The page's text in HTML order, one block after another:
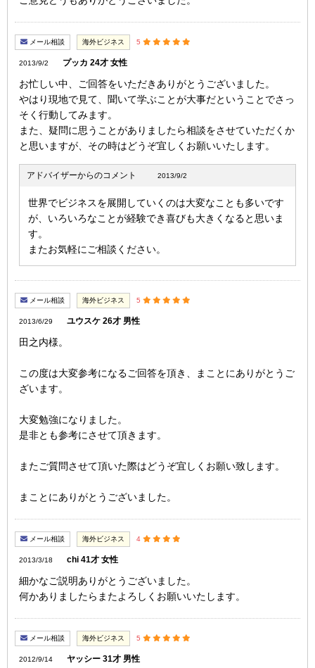
メール相談 海外ビジネス 5
2013/9/2 プッカ 24才 女性
お忙しい中、ご回答をいただきありがとうございました。
やはり現地で見て、聞いて学ぶことが大事だということでさっ
そく行動してみます。
また、疑問に思うことがありましたら相談をさせていただくか
と思いますが、その時はどうぞ宜しくお願いいたします。
アドバイザーからのコメント 2013/9/2
世界でビジネスを展開していくのは大変なことも多いです
が、いろいろなことが経験でき喜びも大きくなると思いま
す。
またお気軽にご相談ください。
メール相談 海外ビジネス 5
2013/6/29 ユウスケ 26才 男性
田之内様。
この度は大変参考になるご回答を頂き、まことにありがとうご
ざいます。
大変勉強になりました。
是非とも参考にさせて頂きます。
またご質問させて頂いた際はどうぞ宜しくお願い致します。
まことにありがとうございました。
メール相談 海外ビジネス 4
2013/3/18 chi 41才 女性
細かなご説明ありがとうございました。
何かありましたらまたよろしくお願いいたします。
メール相談 海外ビジネス 5
2012/9/14 ヤッシー 31才 男性